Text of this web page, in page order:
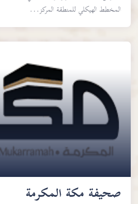
المخطط الهيكلي للمنطقة المركز...
صحيفة مكة المكرمة